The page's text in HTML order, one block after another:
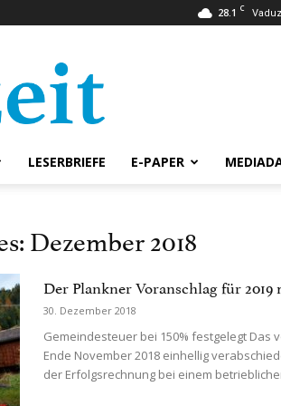
28.1 C Vaduz
LESERBRIEFE E-PAPER
Dezember 2018
Der Plankner Voranschlag für
30. Dezember 2018
Gemeindesteuer bei 150% festgelegt Das
Ende November 2018 einhellig
der Erfolgsrechnung bei einem